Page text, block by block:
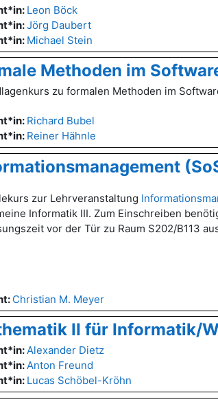
Leon Böck
Jörg Daubert
Michael Stein
Methoden im
zu formalen Methoden im
Richard Bubel
Reiner Hähnle
zur Lehrveranstaltung
Informatik III. Zum Einschreiben
vor der Tür zu Raum S202/B113
Christian M. Meyer
II für Informatik/
Alexander Dietz
Anton Freund
Lucas Schöbel-Kröhn